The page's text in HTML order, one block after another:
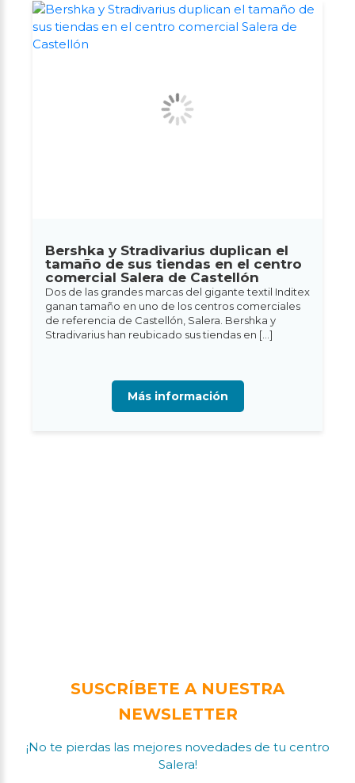
Bershka y Stradivarius duplican el
tamaño de sus tiendas en el centro
comercial Salera de Castellón
Dos de las grandes marcas del gigante textil Inditex
ganan tamaño en uno de los centros comerciales
de referencia de Castellón, Salera. Bershka y
Stradivarius han reubicado sus tiendas en […]
Más información
SUSCRÍBETE A NUESTRA
NEWSLETTER
¡No te pierdas las mejores novedades de tu centro
Salera!